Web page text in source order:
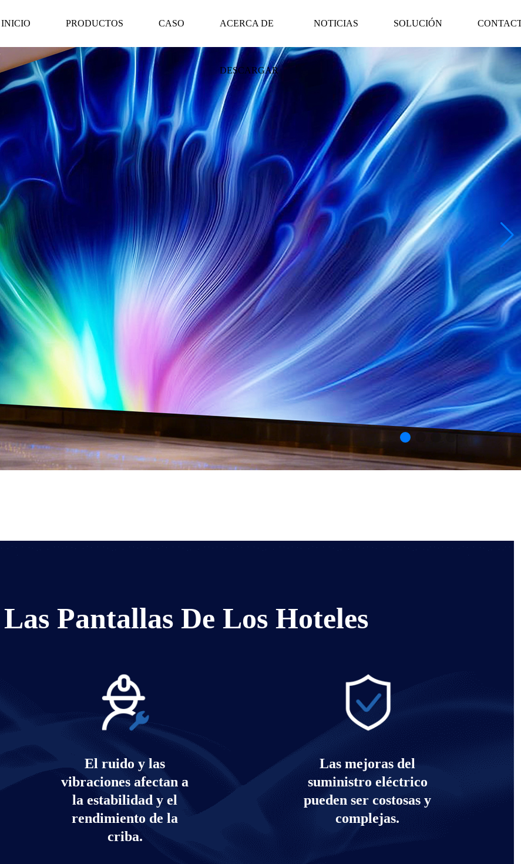
INICIO PRODUCTOS CASO ACERCA DE
DESCARGAR
NOTICIAS SOLUCIÓN
Pantallas De Los Hoteles
El ruido y las
vibraciones afectan a
la estabilidad y el
rendimiento de la
criba.
Las mejoras del
suministro eléctrico
pueden ser costosas y
complejas.